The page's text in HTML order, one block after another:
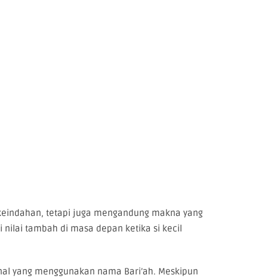
tetapi juga mengandung makna yang
tambah di masa depan ketika si kecil
yang menggunakan nama Bari’ah. Meskipun